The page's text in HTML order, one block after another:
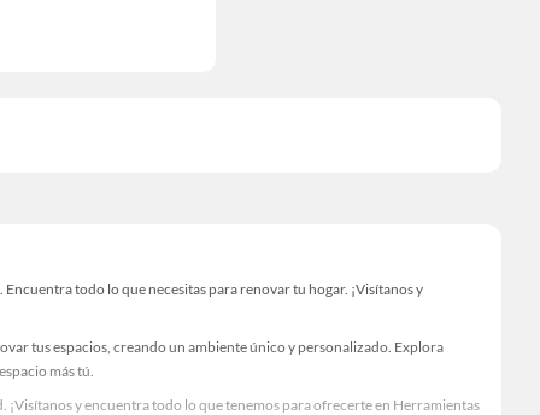
todo lo que necesitas para renovar tu hogar. ¡Visítanos y
tus espacios, creando un ambiente único y personalizado. Explora
más tú.
y encuentra todo lo que tenemos para ofrecerte en Herramientas